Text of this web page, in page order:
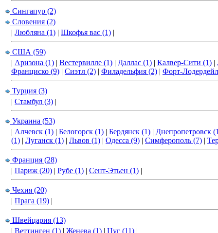
Сингапур (2)
Словения (2)
| Любляна (1) | Шкофья вас (1) |
США (59)
| Аризона (1) | Вестервилле (1) | Даллас (1) | Калвер-Сити (1) |
Франциско (9) | Сиэтл (2) | Филадельфия (2) | Форт-
Турция (3)
| Стамбул (3) |
Украина (53)
| Алчевск (1) | Белогорск (1) | Бердянск (1) | Днепропетровск
(1) | Луганск (1) | Львов (1) | Одесса (9) | Симферополь (7) |
Франция (28)
| Париж (20) | Рубе (1) | Сент-Этьен (1) |
Чехия (20)
| Прага (19) |
Швейцария (13)
| Веттинген (1) | Женева (1) | Цуг (11) |